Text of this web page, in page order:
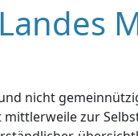
nicht
zur